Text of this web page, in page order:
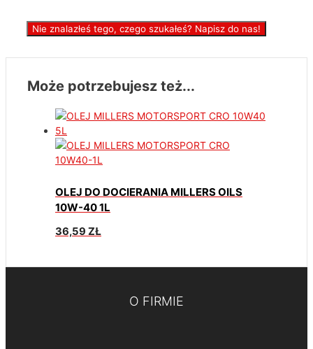
Nie znalazłeś tego, czego szukałeś? Napisz do nas!
Może potrzebujesz też...
OLEJ DO DOCIERANIA MILLERS OILS
10W-40 1L
36,59 ZŁ
O FIRMIE